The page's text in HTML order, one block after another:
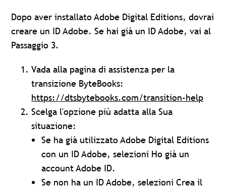
Dopo aver installato Adobe Digital Editions, dovrai
creare un ID Adobe. Se hai già un ID Adobe, vai al
Passaggio 3.
Vada alla pagina di assistenza per la
transizione ByteBooks:
https://dtsbytebooks.com/transition-help
Scelga l'opzione più adatta alla Sua
situazione:
Se ha già utilizzato Adobe Digital Editions
con un ID Adobe, selezioni Ho già un
account Adobe ID.
Se non ha un ID Adobe, selezioni Crea il